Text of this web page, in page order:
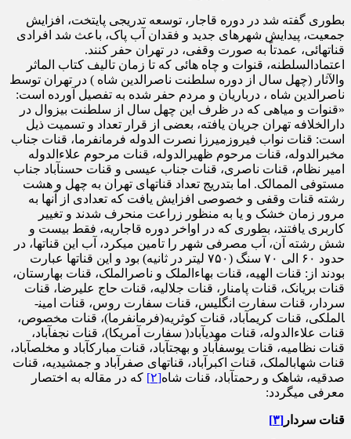
بطوری گفته شد در دوره قاجار، توسعه تدریجی پایتخت، افزایش
جمعیت، پیدایش شهرهای جدید و فقدان آب پاک، باعث شد افرادی
قناتهائی، عمدتاً به صورت وقفی، در تهران حفر کنند.
اعتمادالسلطنه، قنوات و چاه هائی که تا زمان تالیف کتاب الماثر
والآثار (چهل سال از دوره سلطنت ناصرالدین شاه ) در تهران توسط
ناصرالدین شاه ، درباریان و مردم حفر شده به تفصیل آورده است:
«قنوات و میاهی که در ظرف این چهل سال از سلطنت بی­زوال در
دارالخلافه تهران جریان یافته، بعضی از قرار تعداد و تسمیت ذیل
است: قنات نواب فیروزمیرزا نصرت الدوله فرمانفرما، قنات جناب
مخبرالدوله، قنات مرحوم ظهیرالدوله، قنات مرحوم علاءالدوله
امیر نظام، قنات ناصری، قنات جناب عیسی و قنات حسن­آباد جناب
مستوفی الممالک. اما بتدریج تعداد قنات­های تهران به چهل و هشت
رشته قنات وقفی و خصوصی افزایش یافت که تعدادی از آنها به
مرور زمان خشک و یا به منظور زراعت منحرف شدند و تغییر
کاربری یافتند، بطوری که در اواخر دوره قاجاریه، فقط بیست و
شش رشته آن، آب مصرفی شهر را تامین می­کرد، آب این قنات­ها، در
حدود ۶۰ الی ۷۰ سنگ (۷۵۰ لیتر در ثانیه) بود و این قنات­ها عبارت
بودند از: قنات الهیه، قنات بهاءالملک و ناصرالملک، قنات بهارستان،
قنات بریانک، قنات پامنار، قنات جلالیه، قنات حاج علیرضا، قنات
سردار، قنات سفارت انگلیس، قنات سفارت روس، قنات امین­
الملکی، قنات کریم­آباد، قنات کوثریه(فرمانفرما)، قنات مخصوص،
قنات علاء­الدوله، قنات مهدی­آباد( سفارت آمریکا)، قنات نجف­آباد،
قنات نظامیه، قنات یوسف­آباد و بهجت­آباد، قنات مبارک­آباد و مخلص­آباد،
قنات شهاب­الملک، قنات اکبرآباد، قنات­های صفرآباد و جمشیدیه، قنات
صدقیه، شاهک و رحمت­آباد، قنات شاه[۲]
که در مقاله به اختصار
معرفی می­گردد:
قنات سردار [۳]